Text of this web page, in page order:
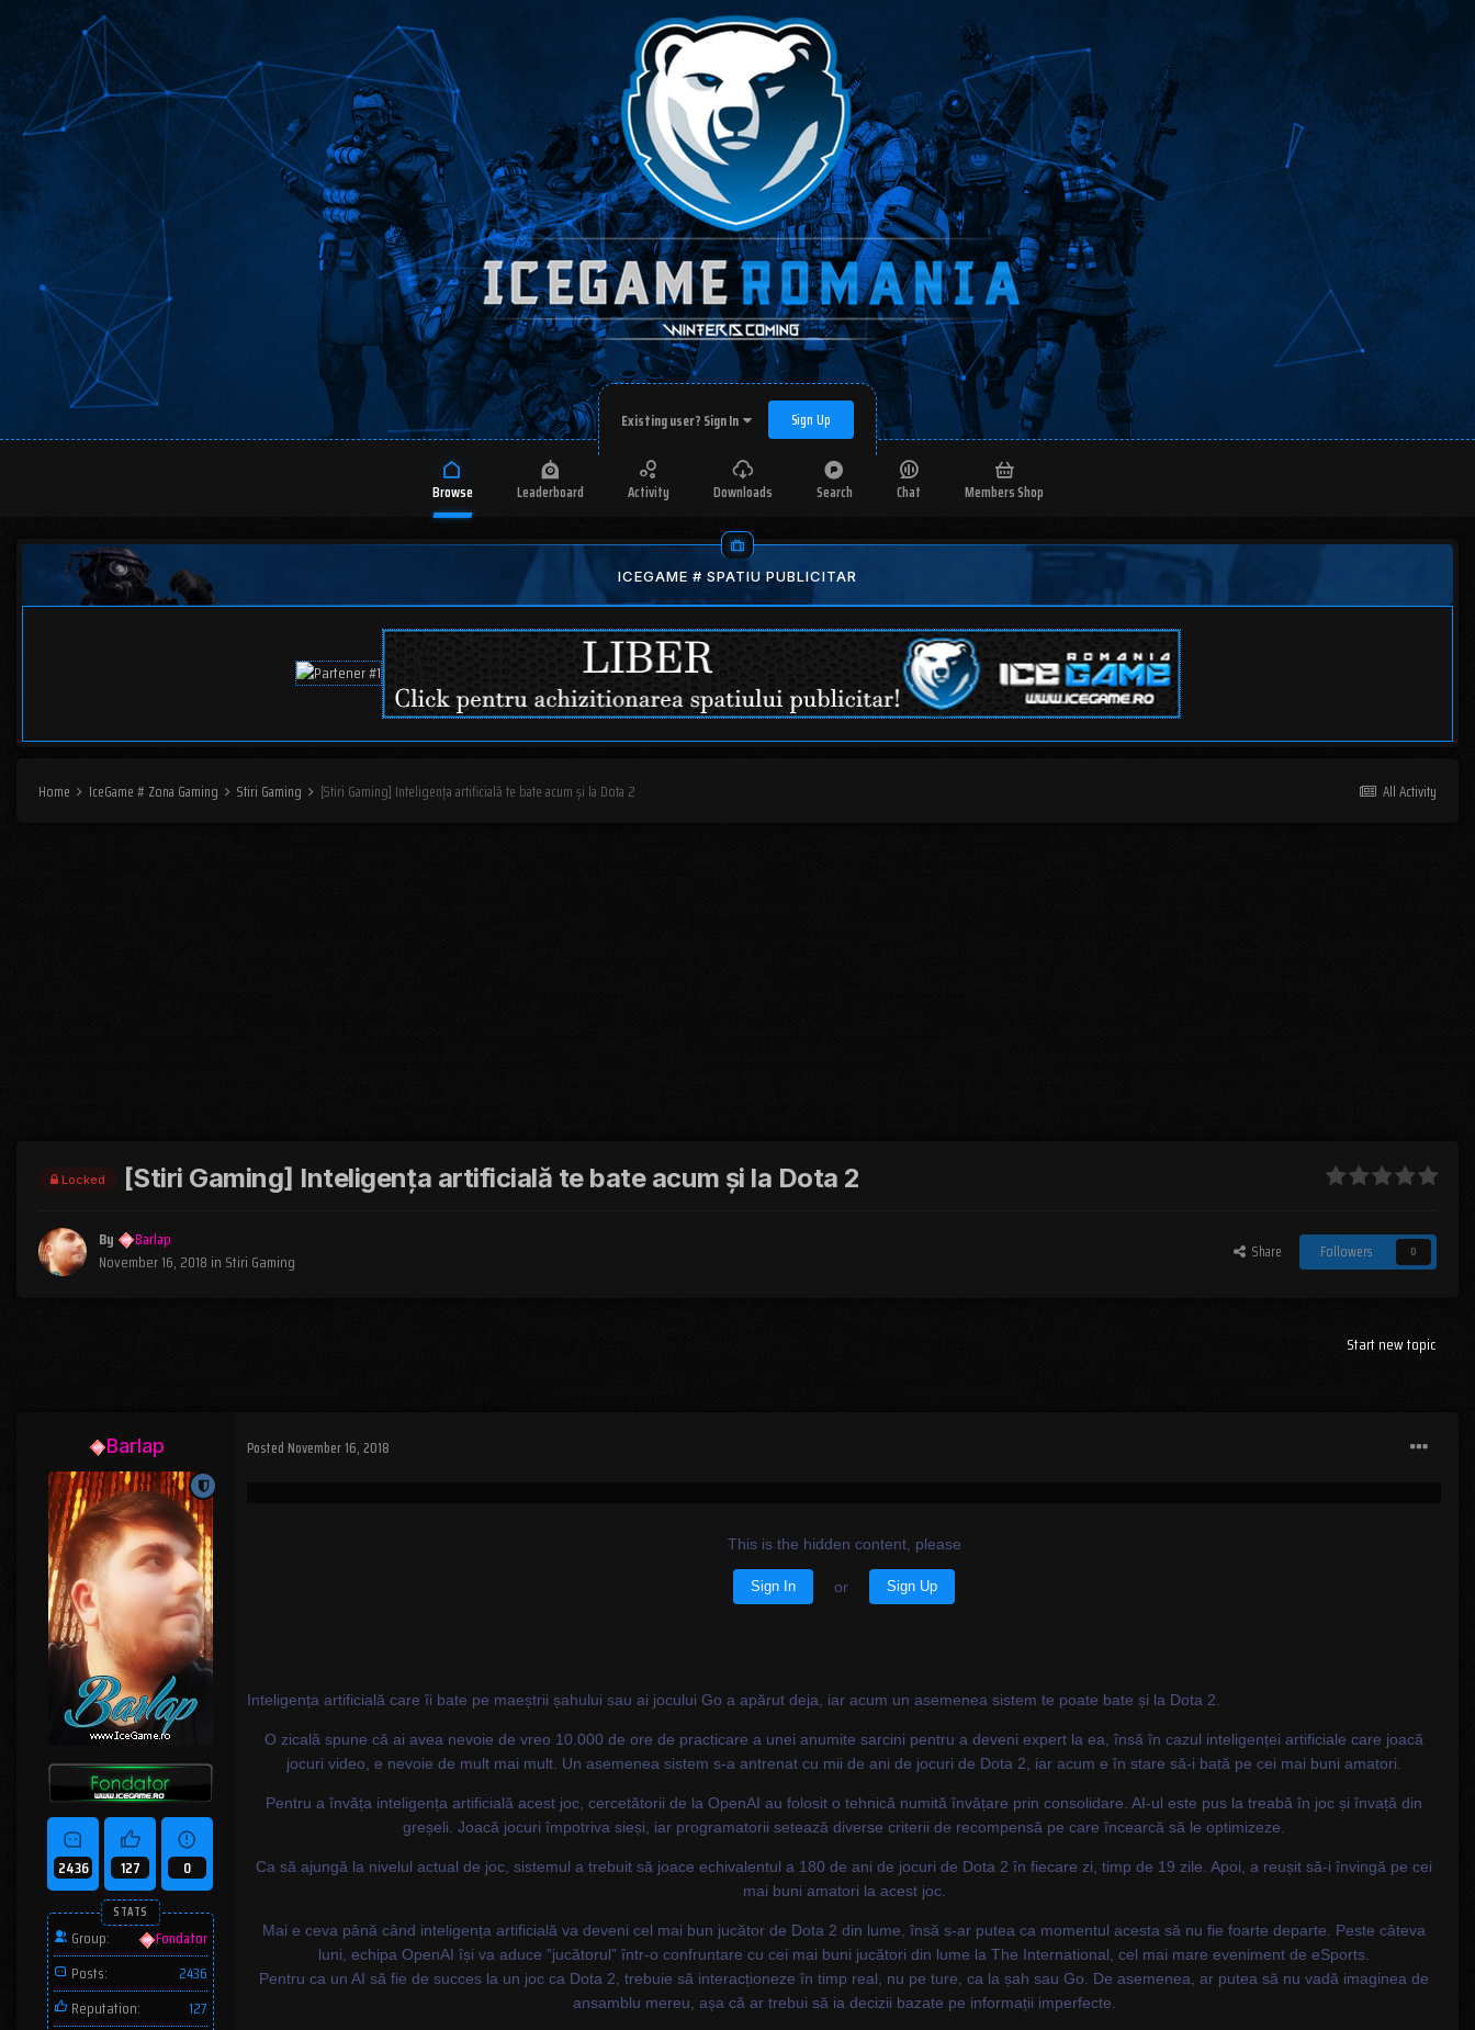
Existing user? Sign In Sign Up
Browse Leaderboard Activity Downloads Search Chat Members Shop
ICEGAME # SPATIU PUBLICITAR
All Activity
Home IceGame # Zona Gaming Stiri Gaming [Stiri Gaming] Inteligența artificială te bate acum și la Dota 2
Locked [Stiri Gaming] Inteligența artificială te bate acum și la Dota 2
By
Barlap
November 16, 2018 in Stiri Gaming Share Followers 0
Start new topic
Barlap
2436 127 0
STATS
Group:
Fondator
Posts:
2436
Reputation:
127
Posted November 16, 2018
This is the hidden content, please
Sign In or Sign Up
Inteligența artificială care îi bate pe maeștrii șahului sau ai jocului Go a apărut deja, iar acum un asemenea sistem te poate bate și la Dota 2.
O zicală spune că ai avea nevoie de vreo 10.000 de ore de practicare a unei anumite sarcini pentru a deveni expert la ea, însă în cazul inteligenței artificiale care joacă
jocuri video, e nevoie de mult mai mult. Un asemenea sistem s-a antrenat cu mii de ani de jocuri de Dota 2, iar acum e în stare să-i bată pe cei mai buni amatori.
Pentru a învăța inteligența artificială acest joc, cercetătorii de la OpenAI au folosit o tehnică numită învățare prin consolidare. AI-ul este pus la treabă în joc și învață din
greșeli. Joacă jocuri împotriva sieși, iar programatorii setează diverse criterii de recompensă pe care încearcă să le optimizeze.
Ca să ajungă la nivelul actual de joc, sistemul a trebuit să joace echivalentul a 180 de ani de jocuri de Dota 2 în fiecare zi, timp de 19 zile. Apoi, a reușit să-i învingă pe cei
mai buni amatori la acest joc.
Mai e ceva până când inteligența artificială va deveni cel mai bun jucător de Dota 2 din lume, însă s-ar putea ca momentul acesta să nu fie foarte departe. Peste câteva
luni, echipa OpenAI își va aduce ”jucătorul” într-o confruntare cu cei mai buni jucători din lume la The International, cel mai mare eveniment de eSports.
Pentru ca un AI să fie de succes la un joc ca Dota 2, trebuie să interacționeze în timp real, nu pe ture, ca la șah sau Go. De asemenea, ar putea să nu vadă imaginea de
ansamblu mereu, așa că ar trebui să ia decizii bazate pe informații imperfecte.